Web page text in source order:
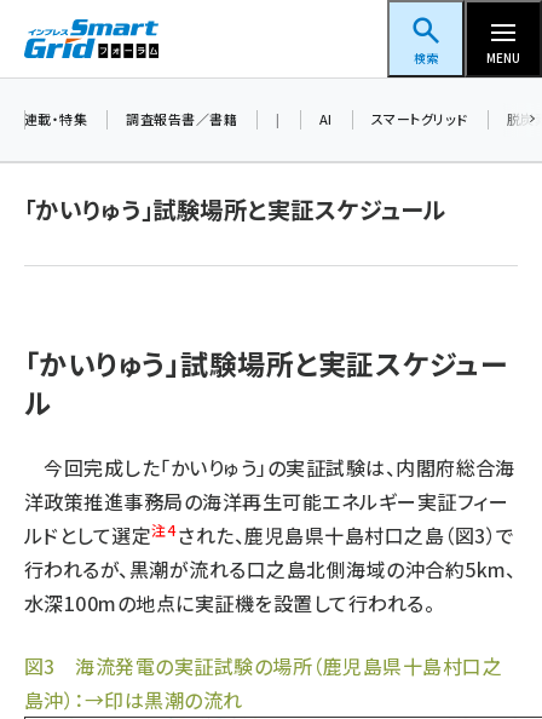
ン
スマートグリッドフォーラム
検索 MENU
蓄電池 (396)
ペロブスカイト (332)
大串 (216)
aitras (180)
タンデム (145)
連載・特集 調査報告書／書籍 | AI スマートグリッド 脱炭
「かいりゅう」試験場所と実証スケジュール
「かいりゅう」試験場所と実証スケジュー
ル
今回完成した「かいりゅう」の実証試験は、内閣府総合海
洋政策推進事務局の海洋再生可能エネルギー実証フィー
ルドとして選定注4された、鹿児島県十島村口之島（図3）で
行われるが、黒潮が流れる口之島北側海域の沖合約5km、
水深100mの地点に実証機を設置して行われる。
図3 海流発電の実証試験の場所（鹿児島県十島村口之
島沖）：→印は黒潮の流れ